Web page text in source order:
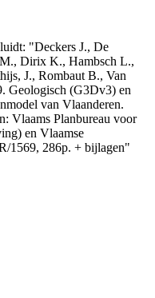
"Deckers J., De
Dirix K., Hambsch L.,
J., Rombaut B., Van
Geologisch (G3Dv3) en
van Vlaanderen.
Vlaams Planbureau voor
en Vlaamse
1569, 286p. + bijlagen"